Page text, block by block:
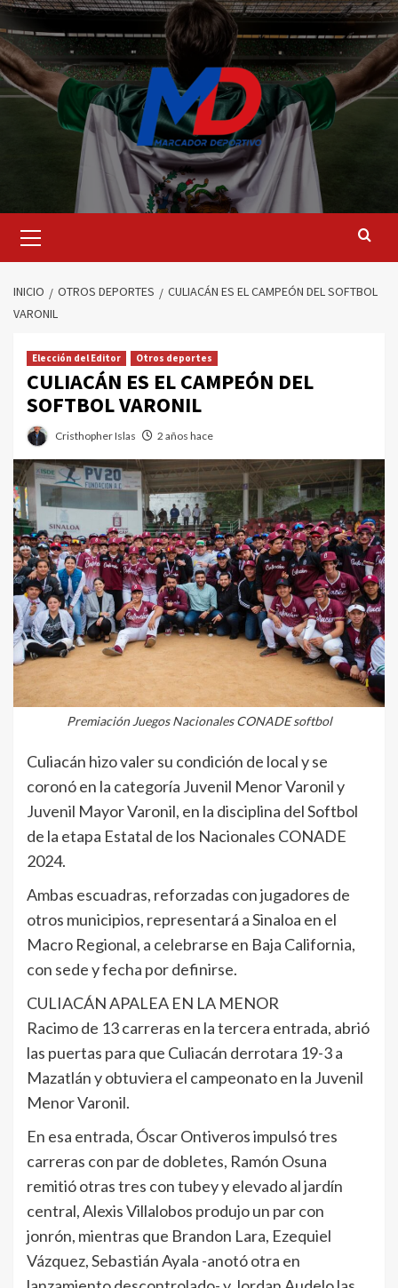
Saltar
al
contenido
principal
INICIO OTROS DEPORTES
CULIACÁN ES EL CAMPEÓN DEL SOFTBOL
VARONIL
Elección del Editor Otros deportes
CULIACÁN ES EL CAMPEÓN DEL
SOFTBOL VARONIL
Cristhopher Islas 2 años hace
Premiación Juegos Nacionales CONADE softbol
Culiacán hizo valer su condición de local y se
coronó en la categoría Juvenil Menor Varonil y
Juvenil Mayor Varonil, en la disciplina del Softbol
de la etapa Estatal de los Nacionales CONADE
2024.
Ambas escuadras, reforzadas con jugadores de
otros municipios, representará a Sinaloa en el
Macro Regional, a celebrarse en Baja California,
con sede y fecha por definirse.
CULIACÁN APALEA EN LA MENOR
Racimo de 13 carreras en la tercera entrada, abrió
las puertas para que Culiacán derrotara 19-3 a
Mazatlán y obtuviera el campeonato en la Juvenil
Menor Varonil.
En esa entrada, Óscar Ontiveros impulsó tres
carreras con par de dobletes, Ramón Osuna
remitió otras tres con tubey y elevado al jardín
central, Alexis Villalobos produjo un par con
jonrón, mientras que Brandon Lara, Ezequiel
Vázquez, Sebastián Ayala -anotó otra en